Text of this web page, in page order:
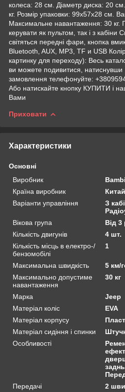
колеса: 28 см. Діаметр диска: 20
кг. Розмір упаковки: 99х57х28 см.
Максимальне навантаження: 30 кг.
керувати як пультом, так і з кабіни
світяться передні фари, кнопка
Bluetooth, AUX, MP3, TF и USB
картинку для переходу): Весь
ви можете подивитися,
замовлення телефонуйте:
Або натискайте кнопку КУПИТИ і
Вами
Приховати
Характеристики
Основні
Виробник
Bambi
Країна виробник
Китай
Варіанти управління
З
Вікова група
Від 3
Кількість двигунів
4 шт.
Кількість місць в електро-/
бензомобілі
1
Максимальна швидкість
5 км/
Максимально допустиме
навантаження
30 кг
Марка
Jeep
Матеріал коліс
EVA
Матеріал корпусу
Матеріал сидіння і спинки
Особливості
Передачі
2